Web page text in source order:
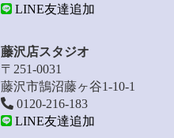
LINE友達追加
藤沢店スタジオ
〒251-0031
藤沢市鵠沼藤ヶ谷1-10-1
0120-216-183
LINE友達追加